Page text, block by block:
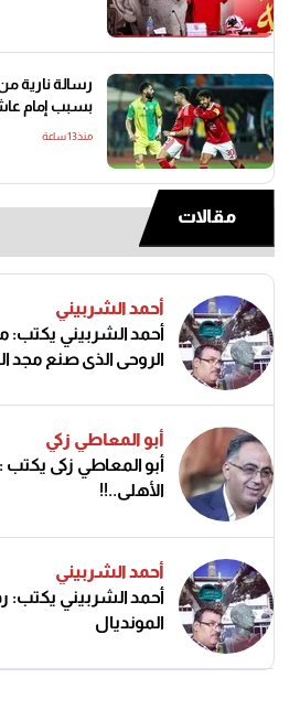
رسالة نارية
بسبب إمام
منذ13 ساعة
مقالات
أحمد الشربيني
أحمد الشربيني يكتب:
الروحي الذي صنع مجد
أبو المعاطي زكي
أبو المعاطي زكى يكتب :
الأهلى..!!
أحمد الشربيني
أحمد الشربيني يكتب:
المونديال